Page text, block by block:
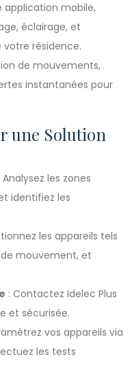
application mobile,
éclairage, et
résidence.
de mouvements,
instantanées pour
une Solution
Analysez les zones
identifiez les
les appareils tels
mouvement, et
: Contactez Idelec Plus
et sécurisée.
vos appareils via
les tests